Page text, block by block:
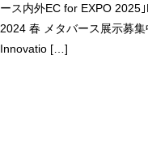
ース内外EC for EXPO 2025
2024 春 メタバース展示募
Innovatio […]